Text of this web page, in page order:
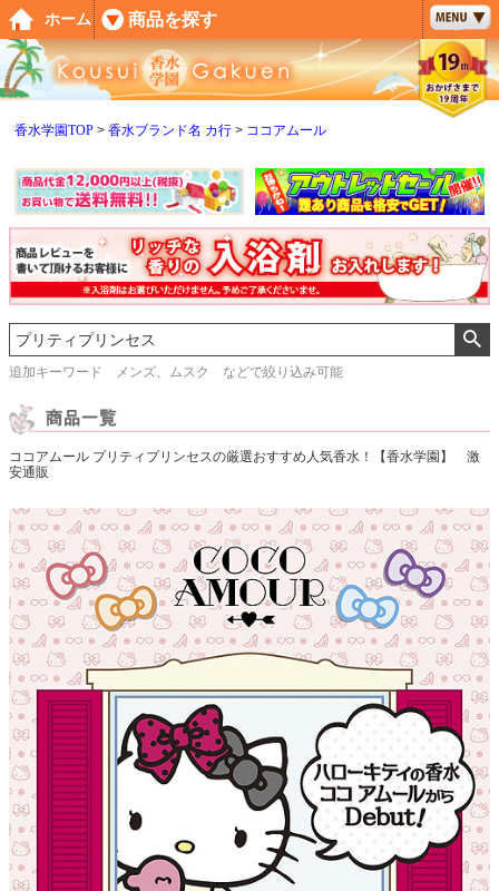
香水学園TOP 香水ブランド名 カ行 ココアムール
追加キーワード メンズ、ムスク などで絞り込み可能
ココアムール プリティプリンセスの厳選おすすめ人気香水！【香水学園】 激
安通販
ペー
ジト
ップ
へ
ホーム 商品を探す